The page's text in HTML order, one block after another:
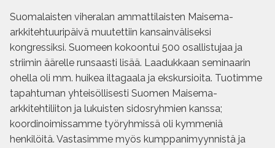
Suomalaisten viheralan ammattilaisten Maisema-
arkkitehtuuripäivä muutettiin kansainväliseksi
kongressiksi. Suomeen kokoontui 500 osallistujaa ja
striimin äärelle runsaasti lisää. Laadukkaan seminaarin
ohella oli mm. huikea iltagaala ja ekskursioita. Tuotimme
tapahtuman yhteisöllisesti Suomen Maisema-
arkkitehtiliiton ja lukuisten sidosryhmien kanssa;
koordinoimissamme työryhmissä oli kymmeniä
henkilöitä. Vastasimme myös kumppanimyynnistä ja